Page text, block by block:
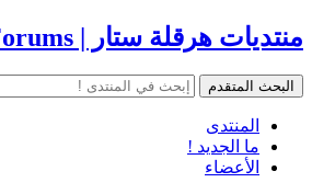
منتديات هرقلة ستار | Hergla Star Forums
المنتدى
ما الجديد !
الأعضاء